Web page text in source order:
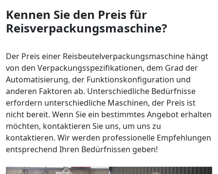
Kennen Sie den Preis für
Reisverpackungsmaschine?
Der Preis einer Reisbeutelverpackungsmaschine hängt
von den Verpackungsspezifikationen, dem Grad der
Automatisierung, der Funktionskonfiguration und
anderen Faktoren ab. Unterschiedliche Bedürfnisse
erfordern unterschiedliche Maschinen, der Preis ist
nicht bereit. Wenn Sie ein bestimmtes Angebot erhalten
möchten, kontaktieren Sie uns, um uns zu
kontaktieren. Wir werden professionelle Empfehlungen
entsprechend Ihren Bedürfnissen geben!